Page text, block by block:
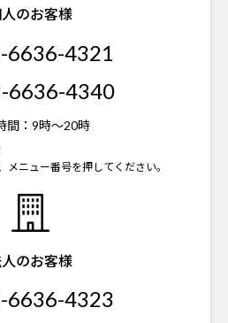
のお客様
6636-4321
6636-4340
間： 9時～20時
ニュー番号を押してください。
のお客様
6636-4323